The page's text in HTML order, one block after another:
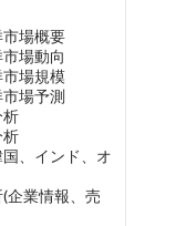
市場概要
場動向
市場規模
場予測
析
析
、インド、オ
企業情報、売